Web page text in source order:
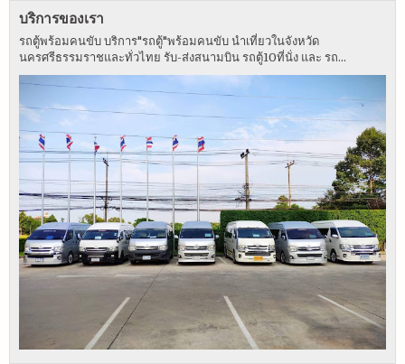
บริการของเรา
รถตู้พร้อมคนขับ บริการ"รถตู้"พร้อมคนขับ นำเที่ยวในจังหวัด
นครศรีธรรมราชและทั่วไทย รับ-ส่งสนามบิน รถตู้10ที่นั่ง และ รถ...